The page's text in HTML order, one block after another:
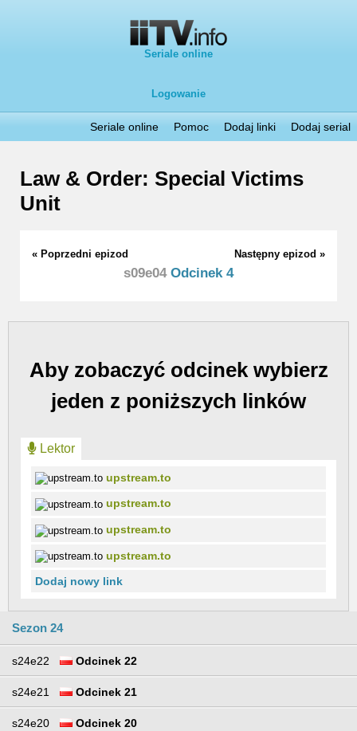
Seriale online
Logowanie
Seriale online Pomoc Dodaj linki Dodaj serial
Law & Order: Special Victims
Unit
« Poprzedni epizod Następny epizod »
s09e04Odcinek 4
Aby zobaczyć odcinek wybierz
jeden z poniższych linków
Lektor
upstream.to
upstream.to
upstream.to
upstream.to
Dodaj nowy link
Sezon 24
s24e22 Odcinek 22
s24e21 Odcinek 21
s24e20 Odcinek 20